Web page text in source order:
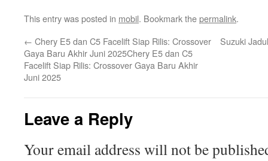
This entry was posted in mobil. Bookmark thepermalink.
← Chery E5 dan C5 Facelift Siap Rilis: Crossover
Gaya Baru Akhir Juni 2025Chery E5 dan C5
Facelift Siap Rilis: Crossover Gaya Baru Akhir
Juni 2025
Suzuki
Leave a Reply
Your email address will not be